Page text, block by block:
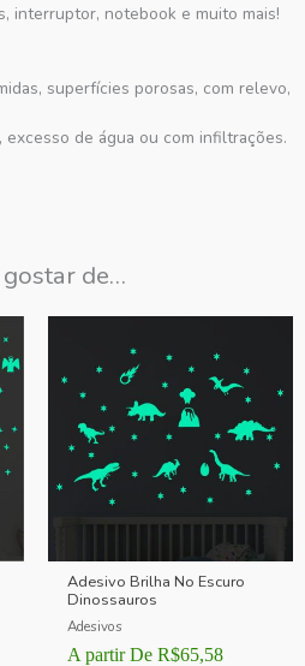
interruptor, notebook e muito mais!
superfícies porosas, com relevo,
de água ou com infiltrações.
de…
Adesivo Brilha No Escuro
Dinossauros
Adesivos
A partir De R$65,58